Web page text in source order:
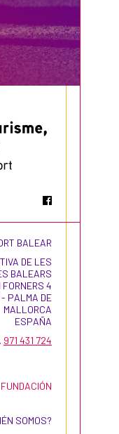
BALEAR
DE LES
BALEARS
FORNERS 4
PALMA DE
MALLORCA
ESPAÑA
971 431 724
FUNDACIÓN
SOMOS?